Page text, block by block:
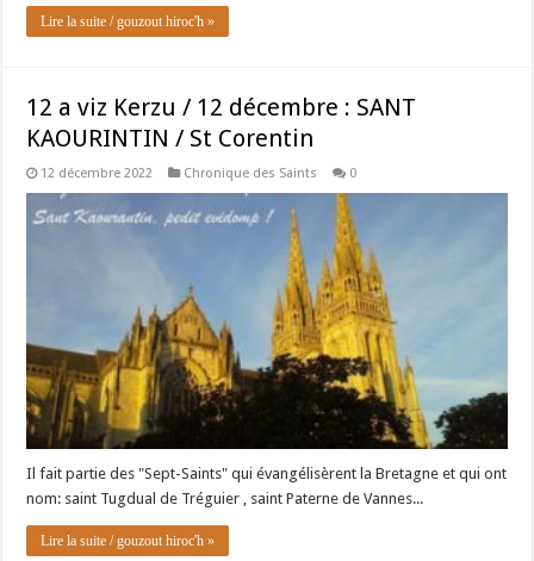
Lire la suite / gouzout hiroc'h »
12 a viz Kerzu / 12 décembre : SANT
KAOURINTIN / St Corentin
12 décembre 2022 Chronique des Saints 0
Il fait partie des "Sept-Saints" qui évangélisèrent la Bretagne et qui ont
nom: saint Tugdual de Tréguier , saint Paterne de Vannes...
Lire la suite / gouzout hiroc'h »